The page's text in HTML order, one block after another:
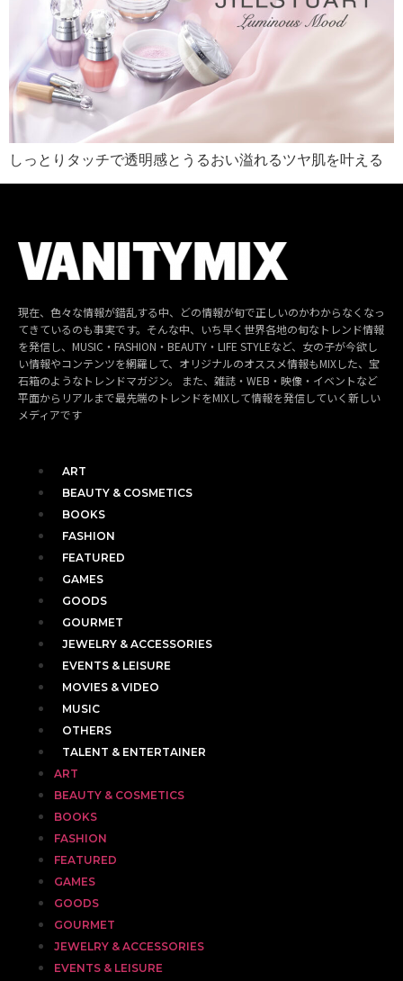
しっとりタッチで透明感とうるおい溢れるツヤ肌を叶える
現在、色々な情報が錯乱する中、どの情報が旬で正しいのかわからなくなっ
てきているのも事実です。そんな中、いち早く世界各地の旬なトレンド情報
を発信し、MUSIC・FASHION・BEAUTY・LIFE STYLEなど、女の子が今欲し
い情報やコンテンツを網羅して、オリジナルのオススメ情報もMIXした、宝
石箱のようなトレンドマガジン。 また、雑誌・WEB・映像・イベントなど
平面からリアルまで最先端のトレンドをMIXして情報を発信していく新しい
メディアです
ART
BEAUTY & COSMETICS
BOOKS
FASHION
FEATURED
GAMES
GOODS
GOURMET
JEWELRY & ACCESSORIES
EVENTS & LEISURE
MOVIES & VIDEO
MUSIC
OTHERS
TALENT & ENTERTAINER
ART
BEAUTY & COSMETICS
BOOKS
FASHION
FEATURED
GAMES
GOODS
GOURMET
JEWELRY & ACCESSORIES
EVENTS & LEISURE